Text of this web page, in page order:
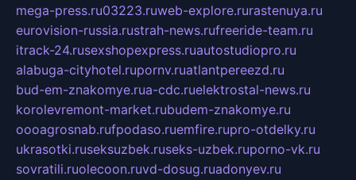
mega-press.ru03223.ruweb-explore.rurastenuya.ru
eurovision-russia.rustrah-news.rufreeride-team.ru
itrack-24.rusexshopexpress.ruautostudiopro.ru
alabuga-cityhotel.rupornv.ruatlantpereezd.ru
bud-em-znakomye.rua-cdc.ruelektrostal-news.ru
korolevremont-market.rubudem-znakomye.ru
oooagrosnab.rufpodaso.ruemfire.rupro-otdelky.ru
ukrasotki.ruseksuzbek.ruseks-uzbek.ruporno-vk.ru
sovratili.ruolecoon.ruvd-dosug.ruadonyev.ru